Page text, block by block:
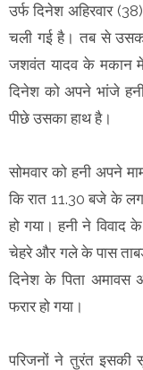
उर्फ दिनेश अहिरवार
चली गई है। तब से उसका
जशवंत यादव के मकान में
दिनेश को अपने भांजे
पीछे उसका हाथ है।
सोमवार को हनी अपने
कि रात 11.30 बजे के
हो गया। हनी ने विवाद
चेहरे और गले के पास
दिनेश के पिता अमावस
फरार हो गया।
परिजनों ने तुरंत इसकी